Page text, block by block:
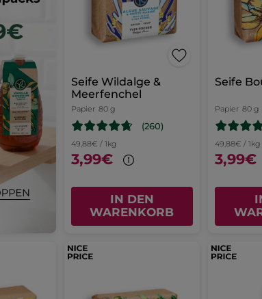
Seife Wildalge &
Meerfenchel
Papier 80 g
(260)
49,88€ / 1kg
3,99€
IN DEN
WARENKORB
Seife
Papier 80 g
49,88€ / 1kg
3,99€